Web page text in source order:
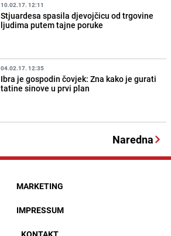
10.02.17. 12:11
Stjuardesa spasila djevojčicu od trgovine
ljudima putem tajne poruke
04.02.17. 12:35
Ibra je gospodin čovjek: Zna kako je gurati
tatine sinove u prvi plan
Naredna
MARKETING
IMPRESSUM